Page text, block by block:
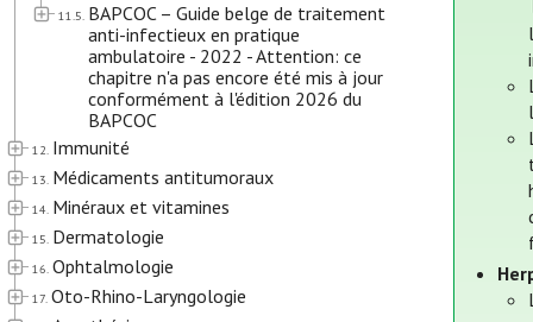
11.5. BAPCOC – Guide belge de traitement
anti-infectieux en pratique
ambulatoire - 2022 - Attention: ce
chapitre n'a pas encore été mis à jour
conformément à l'édition 2026 du
BAPCOC
12. Immunité
13. Médicaments antitumoraux
14. Minéraux et vitamines
15. Dermatologie
16. Ophtalmologie
17. Oto-Rhino-Laryngologie